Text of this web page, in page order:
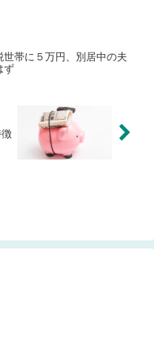
帯に５万円、別居中の夫
ず